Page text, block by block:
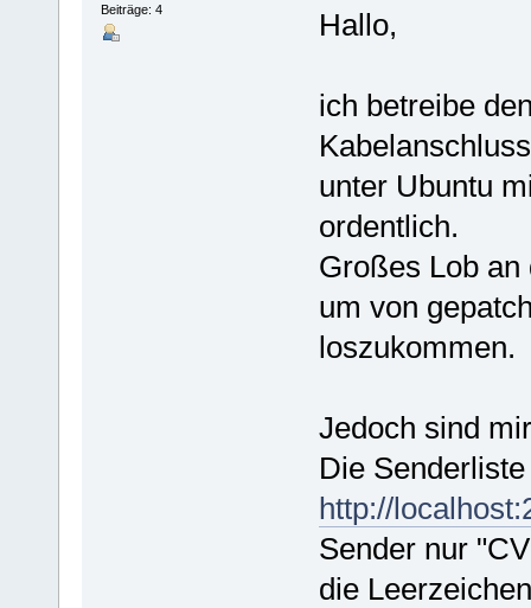
Beiträge: 4 Hallo,
ich betreibe
unter Ubuntu
ordentlich.
Großes Lob
um von
loszukommen.
Jedoch sind
Die
http://
Sender nur
die